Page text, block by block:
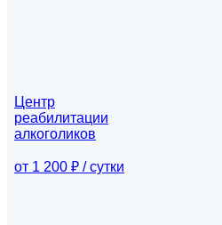
Центр
реабилитации
алкоголиков
от 1 200 ₽ / сутки